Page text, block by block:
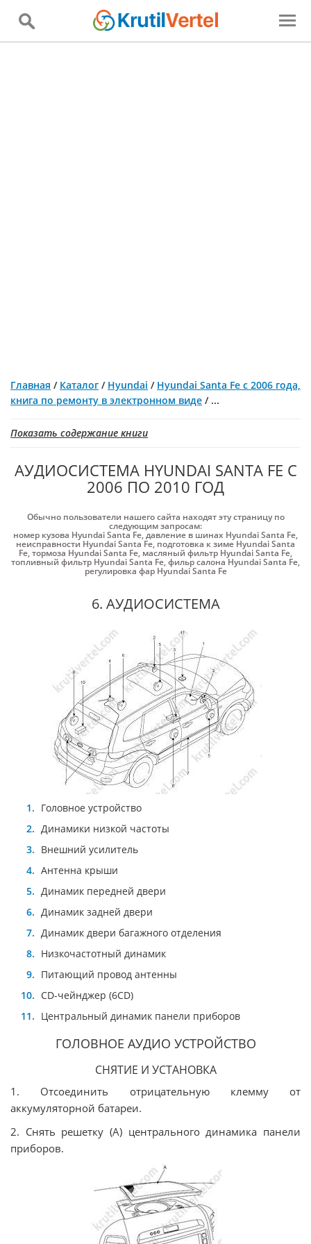
Главная / Каталог / Hyundai / Hyundai Santa Fe с 2006 года,
книга по ремонту в электронном виде / ...
Показать содержание книги
АУДИОСИСТЕМА HYUNDAI SANTA FE С
2006 ПО 2010 ГОД
Обычно пользователи нашего сайта находят эту страницу по
следующим запросам:
номер кузова Hyundai Santa Fe,давление в шинах Hyundai Santa Fe,
неисправности Hyundai Santa Fe, подготовка к зиме Hyundai Santa
Fe,тормоза Hyundai Santa Fe, масляный фильтр Hyundai Santa Fe,
топливный фильтр Hyundai Santa Fe,фильр салона Hyundai Santa Fe,
регулировка фар Hyundai Santa Fe
6. АУДИОСИСТЕМА
Головное устройство
Динамики низкой частоты
Внешний усилитель
Антенна крыши
Динамик передней двери
Динамик задней двери
Динамик двери багажного отделения
Низкочастотный динамик
Питающий провод антенны
CD-чейнджер (6CD)
Центральный динамик панели приборов
ГОЛОВНОЕ АУДИО УСТРОЙСТВО
СНЯТИЕ И УСТАНОВКА
1. Отсоединить отрицательную клемму от
аккумуляторной батареи.
2. Снять решетку (А) центрального динамика панели
приборов.